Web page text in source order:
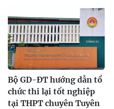
Bộ GD-ĐT hướng dẫn tổ
chức thi lại tốt nghiệp
tại THPT chuyên Tuyên